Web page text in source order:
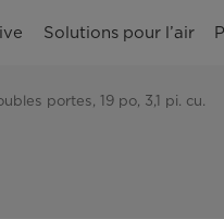
Solutions pour l’air
portes, 19 po, 3,1 pi. cu.